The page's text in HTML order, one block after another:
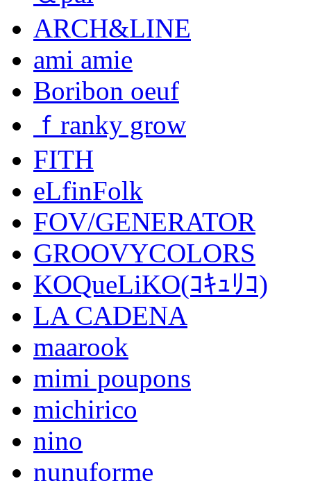
ARCH&LINE
ami amie
Boribon oeuf
ｆranky grow
FITH
eLfinFolk
FOV/GENERATOR
GROOVYCOLORS
KOQueLiKO(ｺｷｭﾘｺ)
LA CADENA
maarook
mimi poupons
michirico
nino
nunuforme